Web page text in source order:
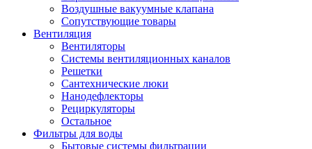
Воздушные вакуумные клапана
Сопутствующие товары
Вентиляция
Вентиляторы
Системы вентиляционных каналов
Решетки
Сантехнические люки
Нанодефлекторы
Рециркуляторы
Остальное
Фильтры для воды
Бытовые системы фильтрации